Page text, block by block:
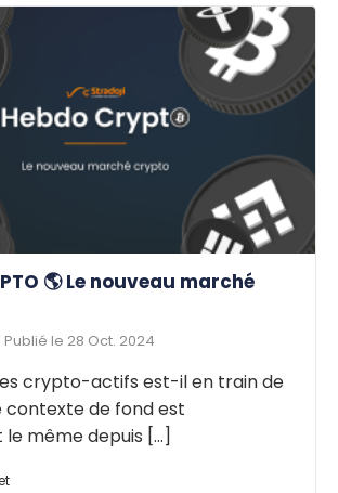
🌎 Le nouveau marché
| Publié le 28 Oct. 2024
crypto-actifs est-il en train de
contexte de fond est
même depuis [...]